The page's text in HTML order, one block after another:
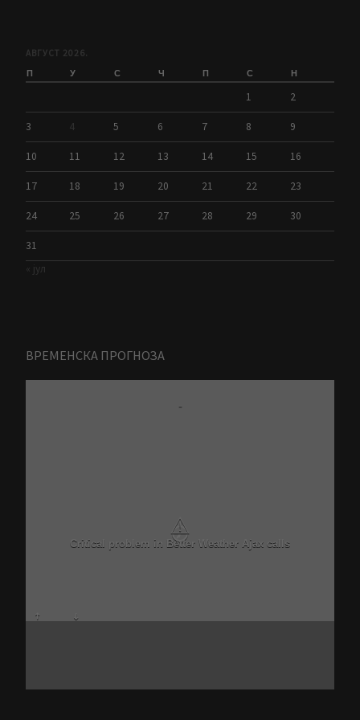
АВГУСТ 2026.
П У С Ч П С Н
1 2
3 4 5 6 7 8 9
10 11 12 13 14 15 16
17 18 19 20 21 22 23
24 25 26 27 28 29 30
31
« јул
ВРЕМЕНСКА ПРОГНОЗА
-
⚠
Critical problem in Better Weather Ajax calls